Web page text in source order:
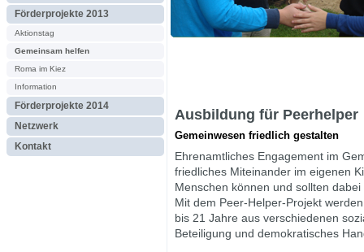
Förderprojekte 2013
Aktionstag
Gemeinsam helfen
Roma im Kiez
Information
Förderprojekte 2014
Netzwerk
Kontakt
Ausbildung für Peerhelper
Gemeinwesen friedlich gestalten
Ehrenamtliches Engagement im
friedliches Miteinander im eigenen
Menschen können und sollten
Mit dem Peer-Helper-Projekt
bis 21 Jahre aus verschiedenen
Beteiligung und demokratisches